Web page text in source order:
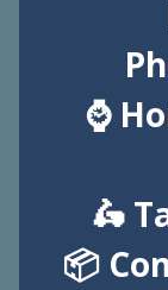
⌚
🛵
📦